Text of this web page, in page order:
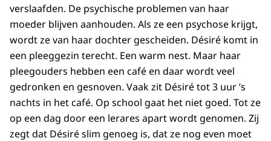
verslaafden. De psychische problemen van haar
moeder blijven aanhouden. Als ze een psychose krijgt,
wordt ze van haar dochter gescheiden. Désiré komt in
een pleeggezin terecht. Een warm nest. Maar haar
pleegouders hebben een café en daar wordt veel
gedronken en gesnoven. Vaak zit Désiré tot 3 uur ’s
nachts in het café. Op school gaat het niet goed. Tot ze
op een dag door een lerares apart wordt genomen. Zij
zegt dat Désiré slim genoeg is, dat ze nog even moet